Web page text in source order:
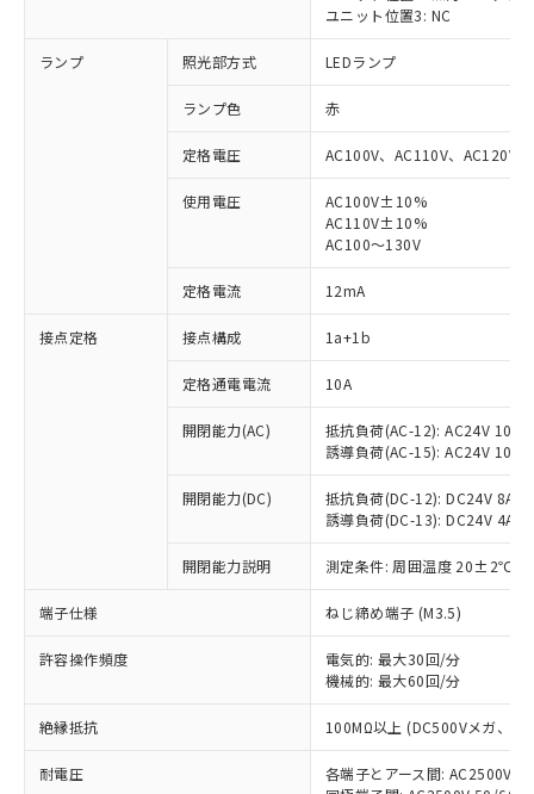
ユニット位置3: NC
ランプ 照光部方式 LEDランプ
ランプ色 赤
定格電圧 AC100V、AC110V、AC120V
使用電圧
AC100V±10%
AC110V±10%
AC100～130V
定格電流 12mA
接点定格 接点構成 1a+1b
定格通電電流 10A
開閉能力(AC)
抵抗負荷(AC-12): AC24V 10A/
誘導負荷(AC-15): AC24V
開閉能力(DC)
抵抗負荷(DC-12): DC24V 8A/
誘導負荷(DC-13): DC24V 4A/
開閉能力説明 測定条件: 周囲温度 20±2℃、
端子仕様 ねじ締め端子 (M3.5)
許容操作頻度
電気的: 最大30回/分
機械的: 最大60回/分
絶縁抵抗 100MΩ以上 (DC500Vメガ、点
耐電圧
各端子とアース間: AC2500V
ご利用条件
以下の条件をお読みいただき、同意のうえ
本サービスは、当社制御機器事業取扱
商品の当社在庫状況および標準価格
(税抜)を提供させていただくもので
当社制御機器事業取扱商品の中には、
本サービスの対象外となる商品もある
ことをご了承ください。
※1 対応状況
対応済み：EU RoHS指令（10物質）の
非含有に対応した製品が提供可能な商品で
対応予定：EU RoHS指令（10物質）の非含
有に対応した製品に切り替える予定のある
対応予定なし：EU RoHS指令（10物質）の
非含有に非対応の商品で、対応品を出す予
調査・確認中：EU RoHS指令（10物質）の
非含有の対応状況を調査中または確認中の
商品です。
非該当品：ライセンス料など無形物で、有
害物質有無と関係のない商品です。
仕入先様の事情により、非含有部品として
いたものが、含有品と判明した場合などや
「○」：最大均質材料含有率が中国RoHSの
「×」：最大均質材料含有率が中国RoHSの
基準値を超えていることを示します。
当社は、これら貴社製品のうち、外国